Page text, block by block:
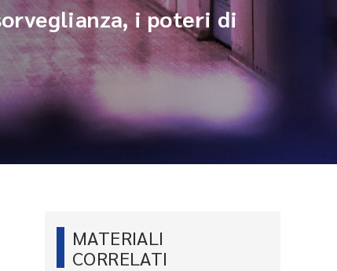
i poteri di
MATERIALI
CORRELATI